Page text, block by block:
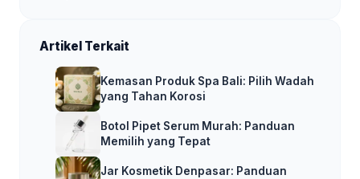
Artikel Terkait
Kemasan Produk Spa Bali: Pilih Wadah
yang Tahan Korosi
Botol Pipet Serum Murah: Panduan
Memilih yang Tepat
Jar Kosmetik Denpasar: Panduan